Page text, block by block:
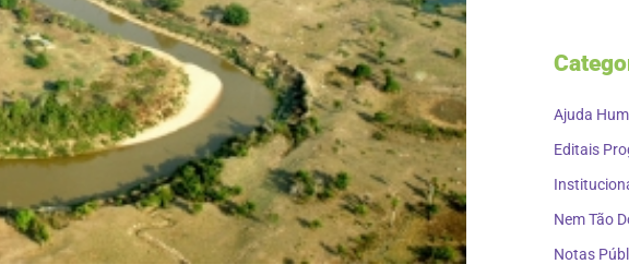
Ajuda
Editais
Nem Tão
Notas